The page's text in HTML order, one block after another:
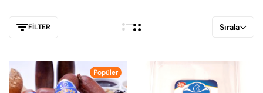
FILTER Sırala
Popüler